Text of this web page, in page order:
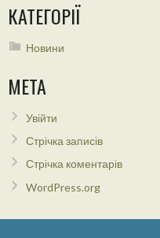
КАТЕГОРІЇ
Новини
МЕТА
Увійти
Стрічка записів
Стрічка коментарів
WordPress.org